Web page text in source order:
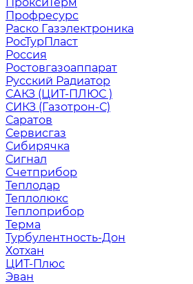
Профресурс
Раско Газэлектроника
РосТурПласт
Россия
Ростовгазоаппарат
Русский Радиатор
САКЗ (ЦИТ-ПЛЮС )
СИКЗ (Газотрон-С)
Саратов
Сервисгаз
Сибирячка
Сигнал
Счетприбор
Теплодар
Теплолюкс
Теплоприбор
Терма
Турбулентность-Дон
Хотхан
ЦИТ-Плюс
Эван